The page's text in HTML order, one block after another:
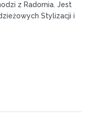
z Radomia. Jest
Stylizacji i